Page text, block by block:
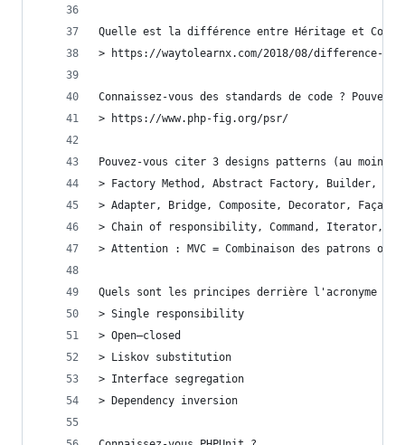
Quelle est la différence entre Héritage et
> https://waytolearnx.com/2018/08/difference-
Connaissez-vous des standards de code ? Pouvez-
> https://www.php-fig.org/psr/
Pouvez-vous citer 3 designs patterns (au moins
> Factory Method, Abstract Factory, Builder,
> Adapter, Bridge, Composite, Decorator,
> Chain of responsibility, Command, Iterator,
> Attention : MVC = Combinaison des patrons
Quels sont les principes derrière l'acronyme
> Single responsibility
> Open–closed
> Liskov substitution
> Interface segregation
> Dependency inversion